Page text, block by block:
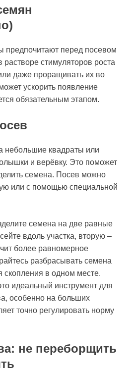
предпочитают перед посевом
растворе стимуляторов роста
даже проращивать их во
ускорить появление
обязательным этапом.
небольшие квадраты или
и верёвку. Это поможет
семена. Посев можно
или с помощью специальной
семена на две равные
вдоль участка, вторую –
более равномерное
разбрасывать семена
скопления в одном месте.
идеальный инструмент для
особенно на больших
точно регулировать норму
не переборщить